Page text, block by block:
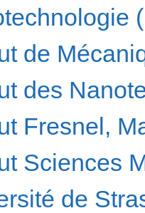
de
des
Fresnel,
Sciences
de